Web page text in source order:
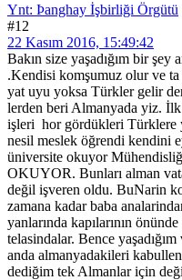
Ynt: Þanghay İşbirliği Örgütü
#12
22 Kasım 2016, 15:49:42
Bakın size yaşadığım bir
.Kendisi komşumuz olur ve
yat uyu yoksa Türkler gelir
lerden beri Almanyada yiz.
işleri hor gördükleri Türklere
nesil meslek öğrendi kendini
üniversite okuyor
OKUYOR. Bunları alman
değil işveren oldu. BuNarin
zamana kadar baba
yanlarında kapılarının
telasindalar. Bence
anda almanyadakileri
dediğim tek Almanlar için